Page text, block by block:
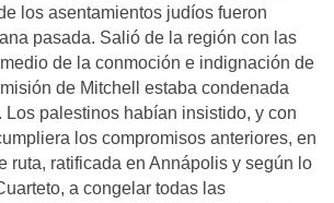
los asentamientos judíos fueron
pasada. Salió de la región con las
de la conmoción e indignación de
de Mitchell estaba condenada
palestinos habían insistido, y con
los compromisos anteriores, en
ruta, ratificada en Annápolis y según lo
a congelar todas las